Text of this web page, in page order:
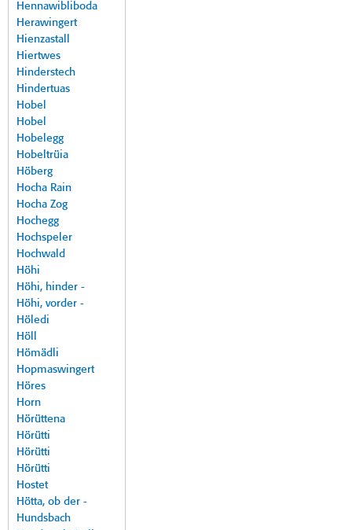
Hennawibliboda
Herawingert
Hienzastall
Hiertwes
Hinderstech
Hindertuas
Hobel
Hobel
Hobelegg
Hobeltrüia
Höberg
Hocha Rain
Hocha Zog
Hochegg
Hochspeler
Hochwald
Höhi
Höhi, hinder -
Höhi, vorder -
Höledi
Höll
Hömädli
Hopmaswingert
Höres
Horn
Hörüttena
Hörütti
Hörütti
Hörütti
Hostet
Hötta, ob der -
Hundsbach